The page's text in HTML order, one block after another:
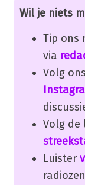
Wil je niets
Tip ons
via
Volg
Volg de
Luister